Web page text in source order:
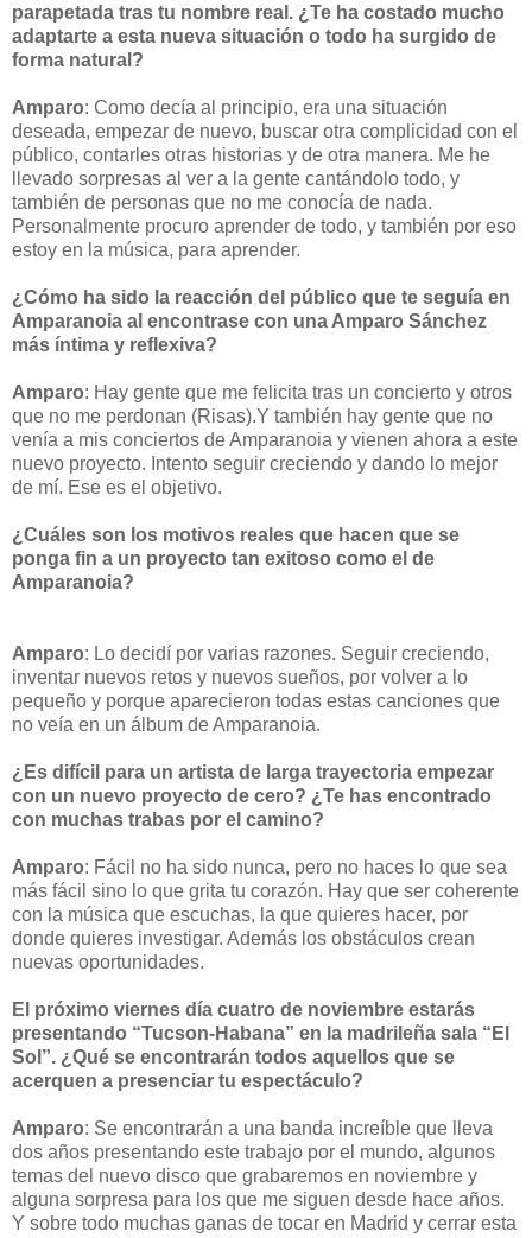
parapetada tras tu nombre real. ¿Te ha costado mucho
adaptarte a esta nueva situación o todo ha surgido de
forma natural?
Amparo: Como decía al principio, era una situación
deseada, empezar de nuevo, buscar otra complicidad con el
público, contarles otras historias y de otra manera. Me he
llevado sorpresas al ver a la gente cantándolo todo, y
también de personas que no me conocía de nada.
Personalmente procuro aprender de todo, y también por eso
estoy en la música, para aprender.
¿Cómo ha sido la reacción del público que te seguía en
Amparanoia al encontrase con una Amparo Sánchez
más íntima y reflexiva?
Amparo: Hay gente que me felicita tras un concierto y otros
que no me perdonan (Risas).Y también hay gente que no
venía a mis conciertos de Amparanoia y vienen ahora a este
nuevo proyecto. Intento seguir creciendo y dando lo mejor
de mí. Ese es el objetivo.
¿Cuáles son los motivos reales que hacen que se
ponga fin a un proyecto tan exitoso como el de
Amparanoia?
Amparo: Lo decidí por varias razones. Seguir creciendo,
inventar nuevos retos y nuevos sueños, por volver a lo
pequeño y porque aparecieron todas estas canciones que
no veía en un álbum de Amparanoia.
¿Es difícil para un artista de larga trayectoria empezar
con un nuevo proyecto de cero? ¿Te has encontrado
con muchas trabas por el camino?
Amparo: Fácil no ha sido nunca, pero no haces lo que sea
más fácil sino lo que grita tu corazón. Hay que ser coherente
con la música que escuchas, la que quieres hacer, por
donde quieres investigar. Además los obstáculos crean
nuevas oportunidades.
El próximo viernes día cuatro de noviembre estarás
presentando “Tucson-Habana” en la madrileña sala “El
Sol”. ¿Qué se encontrarán todos aquellos que se
acerquen a presenciar tu espectáculo?
Amparo: Se encontrarán a una banda increíble que lleva
dos años presentando este trabajo por el mundo, algunos
temas del nuevo disco que grabaremos en noviembre y
alguna sorpresa para los que me siguen desde hace años.
Y sobre todo muchas ganas de tocar en Madrid y cerrar esta